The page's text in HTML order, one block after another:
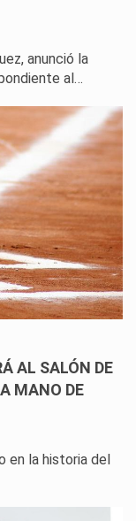
anunció la
al…
AL SALÓN DE
MANO DE
en la historia del